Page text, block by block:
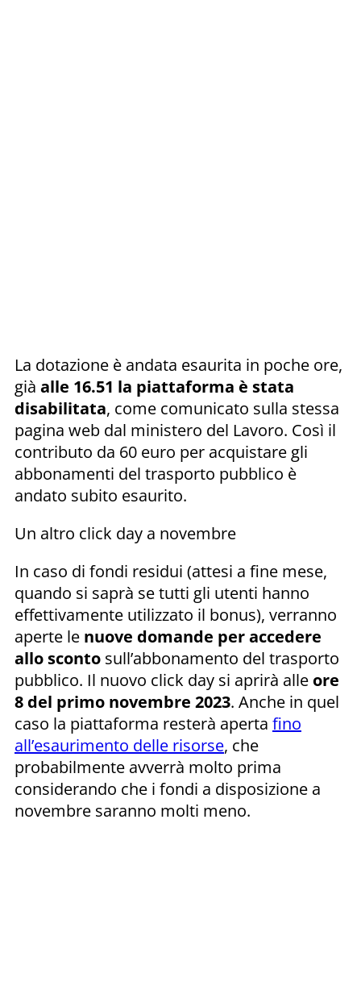
La dotazione è andata esaurita in poche ore,
già alle 16.51 la piattaforma è stata
disabilitata, come comunicato sulla stessa
pagina web dal ministero del Lavoro. Così il
contributo da 60 euro per acquistare gli
abbonamenti del trasporto pubblico è
andato subito esaurito.
Un altro click day a novembre
In caso di fondi residui (attesi a fine mese,
quando si saprà se tutti gli utenti hanno
effettivamente utilizzato il bonus), verranno
aperte le nuove domande per accedere
allo sconto sull’abbonamento del trasporto
pubblico. Il nuovo click day si aprirà alle ore
8 del primo novembre 2023. Anche in quel
caso la piattaforma resterà aperta fino
all’esaurimento delle risorse, che
probabilmente avverrà molto prima
considerando che i fondi a disposizione a
novembre saranno molti meno.